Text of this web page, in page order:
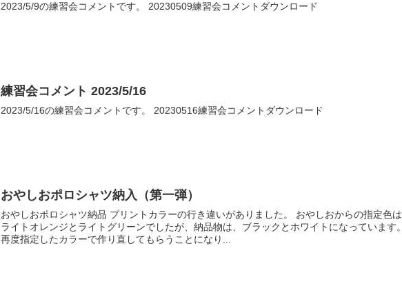
2023/5/9の練習会コメントです。 20230509練習会コメントダウンロード
練習会コメント 2023/5/16
2023/5/16の練習会コメントです。 20230516練習会コメントダウンロード
おやしおポロシャツ納入（第一弾）
おやしおポロシャツ納品 プリントカラーの行き違いがありました。 おやしおからの指定色は、
ライトオレンジとライトグリーンでしたが、納品物は、ブラックとホワイトになっています。
再度指定したカラーで作り直してもらうことになり...